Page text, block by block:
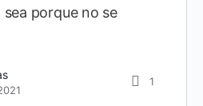
porque no se
1